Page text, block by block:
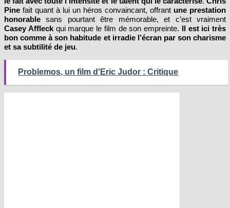
Pine fait quant à lui un héros convaincant, offrant une prestation
honorable sans pourtant être mémorable, et c’est vraiment
Casey Affleckqui marque le film de son empreinte.
Il est ici très
bon comme à son habitude et irradie l’écran par son charisme
et sa subtilité de jeu.
Problemos, un film d'Eric Judor : Critique